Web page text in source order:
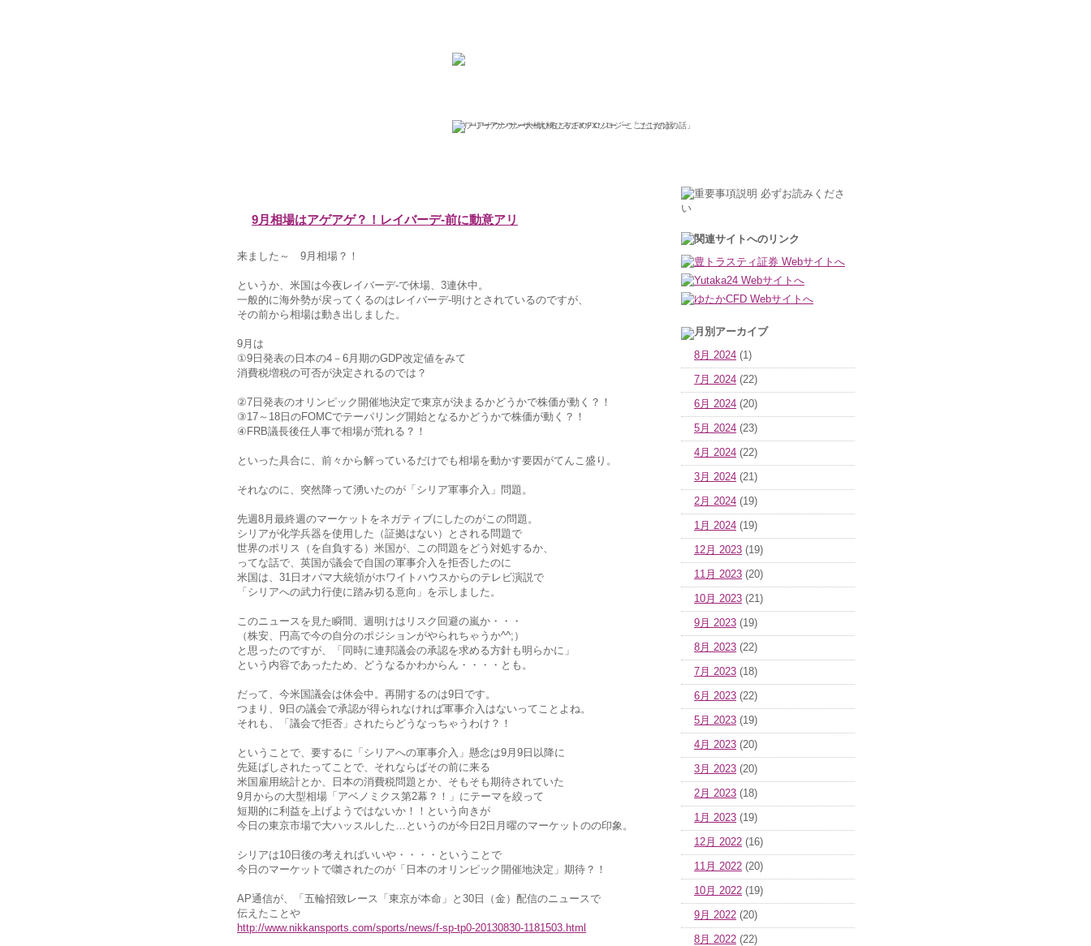
ひろこの“ボラタイル”な日々
フリーアナウンサー大橋ひろこのFXソロジー「ここだけの話」
9月相場はアゲアゲ？！レイバーデ‐前に動意アリ
来ました～ 9月相場？！
というか、米国は今夜レイバーデ‐で休場、3連休中。
一般的に海外勢が戻ってくるのはレイバーデ‐明けとされているのですが、
その前から相場は動き出しました。
9月は
①9日発表の日本の4－6月期のGDP改定値をみて
消費税増税の可否が決定されるのでは？
②7日発表のオリンピック開催地決定で東京が決まるかどうかで株価が動く？！
③17～18日のFOMCでテーパリング開始となるかどうかで株価が動く？！
④FRB議長後任人事で相場が荒れる？！
といった具合に、前々から解っているだけでも相場を動かす要因がてんこ盛り。
それなのに、突然降って湧いたのが「シリア軍事介入」問題。
先週8月最終週のマーケットをネガティブにしたのがこの問題。
シリアが化学兵器を使用した（証拠はない）とされる問題で
世界のポリス（を自負する）米国が、この問題をどう対処するか、
ってな話で、英国が議会で自国の軍事介入を拒否したのに
米国は、31日オバマ大統領がホワイトハウスからのテレビ演説で
「シリアへの武力行使に踏み切る意向」を示しました。
このニュースを見た瞬間、週明けはリスク回避の嵐か・・・
（株安、円高で今の自分のポジションがやられちゃうか^^;）
と思ったのですが、「同時に連邦議会の承認を求める方針も明らかに」
という内容であったため、どうなるかわからん・・・・とも。
だって、今米国議会は休会中。再開するのは9日です。
つまり、9日の議会で承認が得られなければ軍事介入はないってことよね。
それも、「議会で拒否」されたらどうなっちゃうわけ？！
ということで、要するに「シリアへの軍事介入」懸念は9月9日以降に
先延ばしされたってことで、それならばその前に来る
米国雇用統計とか、日本の消費税問題とか、そもそも期待されていた
9月からの大型相場「アベノミクス第2幕？！」にテーマを絞って
短期的に利益を上げようではないか！！という向きが
今日の東京市場で大ハッスルした…というのが今日2日月曜のマーケットのの印象。
シリアは10日後の考えればいいや・・・・ということで
今日のマーケットで囃されたのが「日本のオリンピック開催地決定」期待？！
AP通信が、「五輪招致レース「東京が本命」と30日（金）配信のニュースで
伝えたことや
http://www.nikkansports.com/sports/news/f-sp-tp0-20130830-1181503.html
8月 2024 (1)
7月 2024 (22)
6月 2024 (20)
5月 2024 (23)
4月 2024 (22)
3月 2024 (21)
2月 2024 (19)
1月 2024 (19)
12月 2023 (19)
11月 2023 (20)
10月 2023 (21)
9月 2023 (19)
8月 2023 (22)
7月 2023 (18)
6月 2023 (22)
5月 2023 (19)
4月 2023 (20)
3月 2023 (20)
2月 2023 (18)
1月 2023 (19)
12月 2022 (16)
11月 2022 (20)
10月 2022 (19)
9月 2022 (20)
8月 2022 (22)